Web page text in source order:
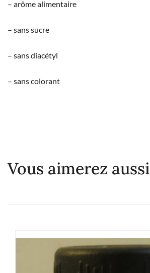
– arôme alimentaire
– sans sucre
– sans diacétyl
– sans colorant
Vous aimerez aussi